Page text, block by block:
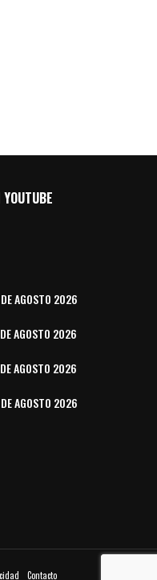
AGOSTO 2026
AGOSTO 2026
AGOSTO 2026
AGOSTO 2026
Contacto